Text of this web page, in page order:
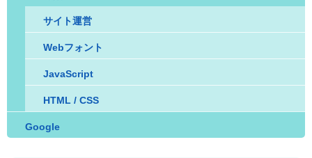
サイト運営
Webフォント
JavaScript
HTML / CSS
Google